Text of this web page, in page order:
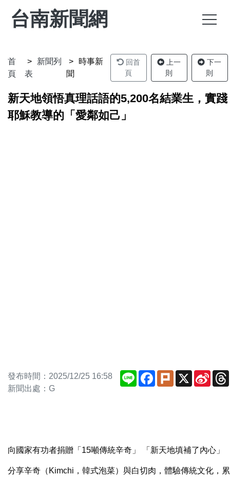
台南新聞網
首
頁
新聞列
表
時事新
聞
回首
頁
上一
則
下一
則
新天地領悟真理話語的5,200名結業生，實踐
耶穌教導的「愛鄰如己」
發布時間：2025/12/25 16:58
新聞出處：G
Line Facebook
Plurk X
Sina
向國家有功者捐贈「15噸傳統辛奇」 「新天地填補了內心」
分享辛奇（Kimchi，韓式泡菜）與白切肉，體驗傳統文化，累